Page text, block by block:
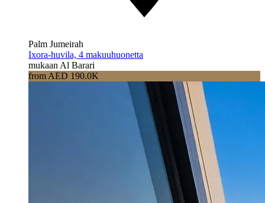
Palm Jumeirah
Ixora-huvila, 4 makuuhuonetta
mukaan Al Barari
from AED 190.0K